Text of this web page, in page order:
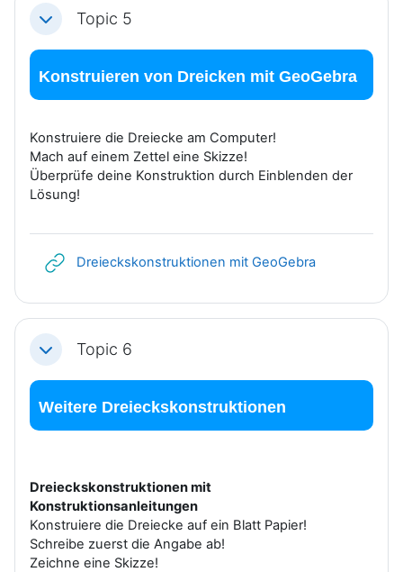
Einklappen
Topic 5
Konstruieren von Dreicken mit GeoGebra
Konstruiere die Dreiecke am Computer!
Mach auf einem Zettel eine Skizze!
Überprüfe deine Konstruktion durch Einblenden der
Lösung!
Dreieckskonstruktionen mit GeoGebraLink/URL
Einklappen
Topic 6
Weitere Dreieckskonstruktionen
Dreieckskonstruktionen mit
Konstruktionsanleitungen
Konstruiere die Dreiecke auf ein Blatt Papier!
Schreibe zuerst die Angabe ab!
Zeichne eine Skizze!